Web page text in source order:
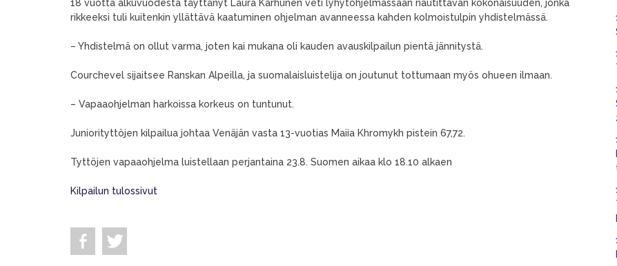
18 vuotta alkuvuodesta täyttänyt Laura Karhunen veti lyhytohjelmassaan nautittavan kokonaisuuden, jonka
rikkeeksi tuli kuitenkin yllättävä kaatuminen ohjelman avanneessa kahden kolmoistulpin yhdistelmässä.
– Yhdistelmä on ollut varma, joten kai mukana oli kauden avauskilpailun pientä jännitystä.
Courchevel sijaitsee Ranskan Alpeilla, ja suomalaisluistelija on joutunut tottumaan myös ohueen ilmaan.
– Vapaaohjelman harkoissa korkeus on tuntunut.
Juniorityttöjen kilpailua johtaa Venäjän vasta 13-vuotias Maiia Khromykh pistein 67,72.
Tyttöjen vapaaohjelma luistellaan perjantaina 23.8. Suomen aikaa klo 18.10 alkaen
Kilpailun tulossivut